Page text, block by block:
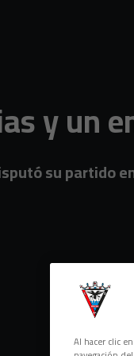
y un
su partido
Al hacer clic